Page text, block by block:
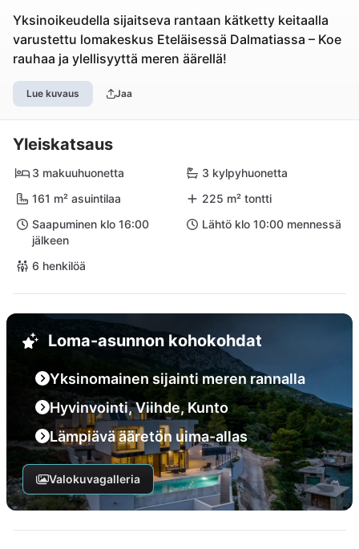
Yksinoikeudella sijaitseva rantaan kätketty keitaalla
varustettu lomakeskus Eteläisessä Dalmatiassa – Koe
rauhaa ja ylellisyyttä meren äärellä!
Lue kuvaus Jaa
Yleiskatsaus
3 makuuhuonetta
3 kylpyhuonetta
161 m² asuintilaa
225 m² tontti
Saapuminen klo 16:00
jälkeen
Lähtö klo 10:00 mennessä
6 henkilöä
Loma-asunnon kohokohdat
Yksinomainen sijainti meren rannalla
Hyvinvointi, Viihde, Kunto
Lämpiävä ääretön uima-allas
Valokuvagalleria